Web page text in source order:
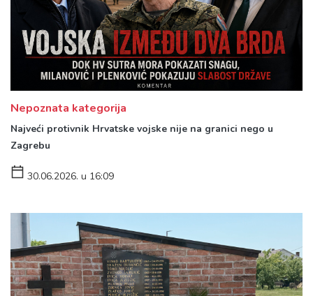
Nepoznata kategorija
Najveći protivnik Hrvatske vojske nije na granici nego u
Zagrebu
30.06.2026. u 16:09